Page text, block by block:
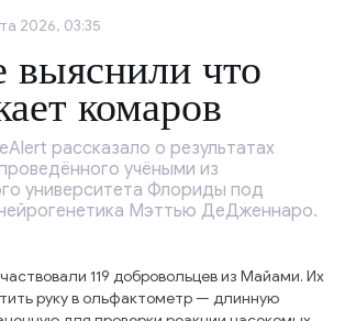
2026, 03:35
что
комаров
рассказало о результатах
учёными из
университета Флориды под
Мэттью ДеДженнаро.
119 добровольцев из Майами. Их
руку в ольфактометр — длинную